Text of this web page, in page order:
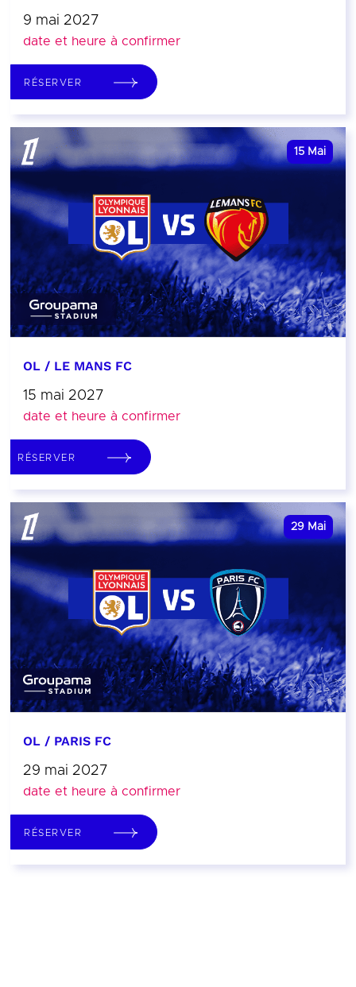
9 mai 2027
date et heure à confirmer
RÉSERVER
15 Mai
OL / LE MANS FC
15 mai 2027
date et heure à confirmer
RÉSERVER
29 Mai
OL / PARIS FC
29 mai 2027
date et heure à confirmer
RÉSERVER